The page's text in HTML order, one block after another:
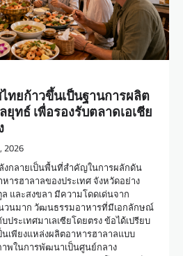
ทยก้าวขึ้นเป็นฐานการผลิต
ยุทธ์ เพื่อรองรับตลาดเอเชีย
2026
งกลายเป็นพื้นที่สำคัญในการผลักดัน
ารฮาลาลของประเทศ จังหวัดอย่าง
และสงขลา มีความโดดเด่นจาก
วนมาก วัฒนธรรมอาหารที่มีเอกลักษณ์
ประเทศมาเลเซียโดยตรง ข้อได้เปรียบ
เพียงแหล่งผลิตอาหารฮาลาลแบบ
พในการพัฒนาเป็นศูนย์กลาง